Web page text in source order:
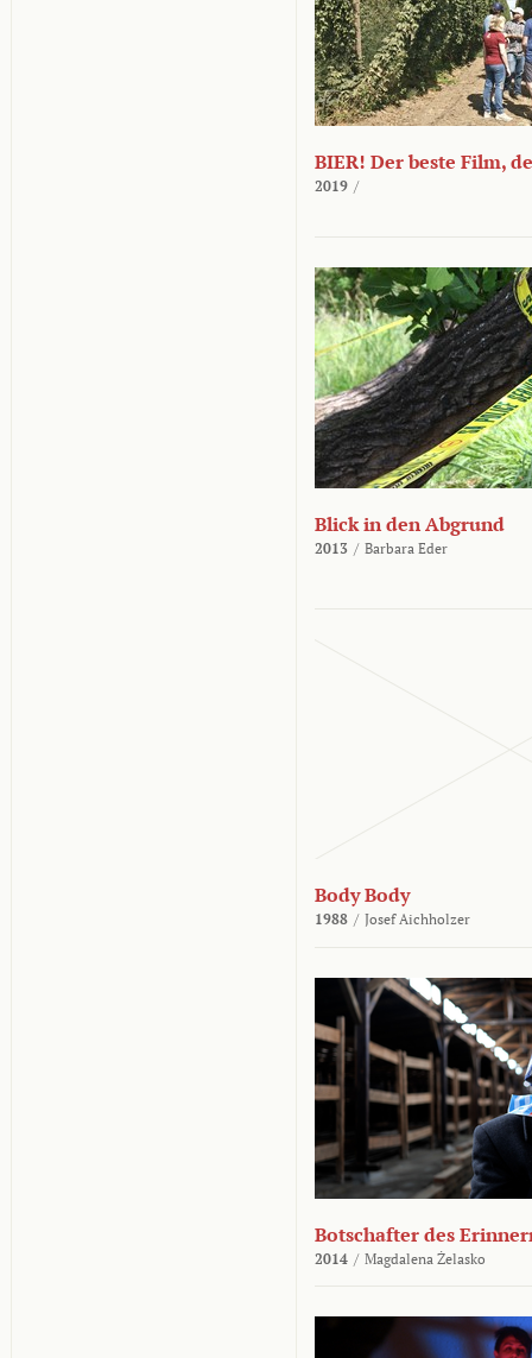
BIER! Der beste Film,
2019 /
Blick in den Abgrund
2013 / Barbara Eder
Body Body
1988 / Josef Aichholzer
Botschafter des
2014 / Magdalena Żelasko